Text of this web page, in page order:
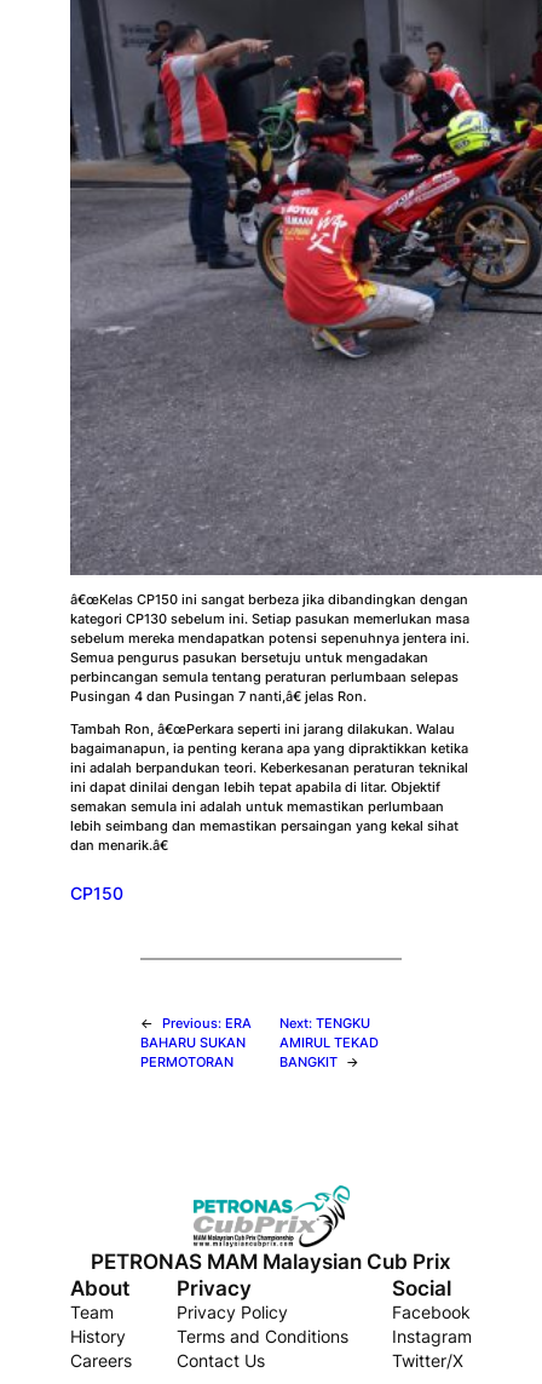
â€œKelas CP150 ini sangat berbeza jika dibandingkan dengan
kategori CP130 sebelum ini. Setiap pasukan memerlukan masa
sebelum mereka mendapatkan potensi sepenuhnya jentera ini.
Semua pengurus pasukan bersetuju untuk mengadakan
perbincangan semula tentang peraturan perlumbaan selepas
Pusingan 4 dan Pusingan 7 nanti,â€ jelas Ron.
Tambah Ron, â€œPerkara seperti ini jarang dilakukan. Walau
bagaimanapun, ia penting kerana apa yang dipraktikkan ketika
ini adalah berpandukan teori. Keberkesanan peraturan teknikal
ini dapat dinilai dengan lebih tepat apabila di litar. Objektif
semakan semula ini adalah untuk memastikan perlumbaan
lebih seimbang dan memastikan persaingan yang kekal sihat
dan menarik.â€
CP150
← Previous:ERA
BAHARU SUKAN
PERMOTORAN
Next:TENGKU
AMIRUL TEKAD
BANGKIT →
PETRONAS MAM Malaysian Cub Prix
About
Team
History
Careers
Privacy
Privacy Policy
Terms and Conditions
Contact Us
Social
Facebook
Instagram
Twitter/X